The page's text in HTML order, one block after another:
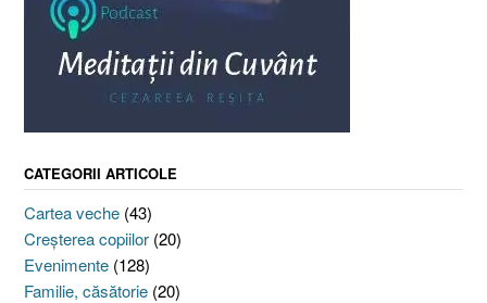
CATEGORII ARTICOLE
Cartea veche (43)
Creşterea copiilor (20)
Evenimente (128)
Familie, căsătorie (20)